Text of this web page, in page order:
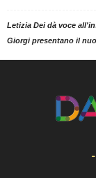
Letizia Dei dà voce
Giorgi presentano il